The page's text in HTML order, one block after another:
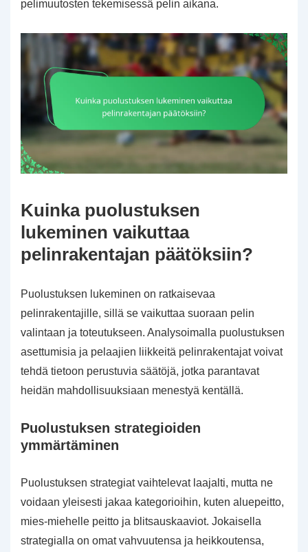
pelimuutosten tekemisessä pelin aikana.
Kuinka puolustuksen
lukeminen vaikuttaa
pelinrakentajan päätöksiin?
Puolustuksen lukeminen on ratkaisevaa
pelinrakentajille, sillä se vaikuttaa suoraan pelin
valintaan ja toteutukseen. Analysoimalla puolustuksen
asettumisia ja pelaajien liikkeitä pelinrakentajat voivat
tehdä tietoon perustuvia säätöjä, jotka parantavat
heidän mahdollisuuksiaan menestyä kentällä.
Puolustuksen strategioiden
ymmärtäminen
Puolustuksen strategiat vaihtelevat laajalti, mutta ne
voidaan yleisesti jakaa kategorioihin, kuten aluepeitto,
mies-miehelle peitto ja blitsauskaaviot. Jokaisella
strategialla on omat vahvuutensa ja heikkoutensa,